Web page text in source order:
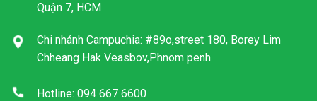
Quận 7, HCM
Chi nhánh Campuchia: #89o,street 180, Borey Lim
Chheang Hak Veasbov,Phnom penh.
Hotline: 094 667 6600